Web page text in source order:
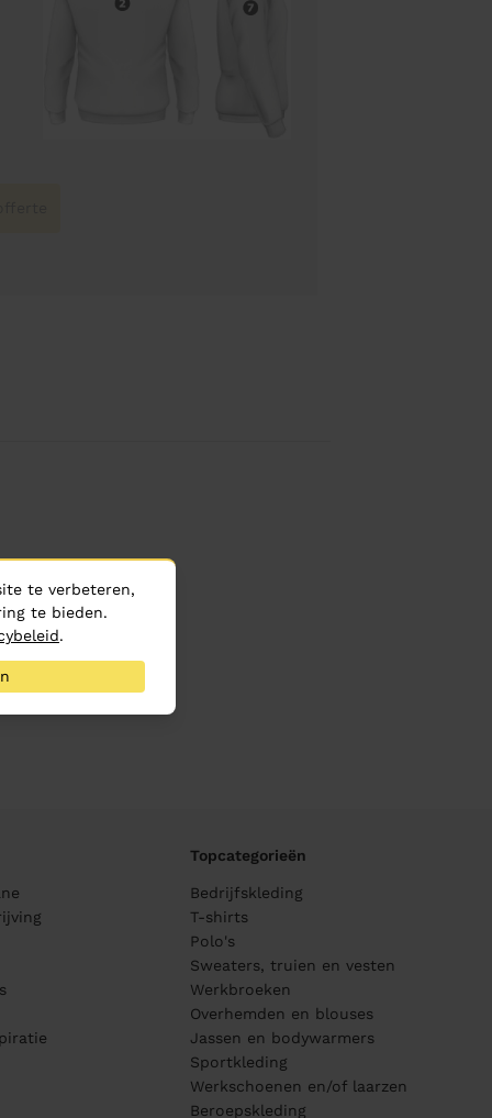
Topcategorieën
Bedrijfskleding
T-shirts
Polo's
Sweaters, truien en vesten
Werkbroeken
Overhemden en blouses
Jassen en bodywarmers
Sportkleding
Werkschoenen en/of laarzen
Beroepskleding
te verbeteren,
te bieden.
.